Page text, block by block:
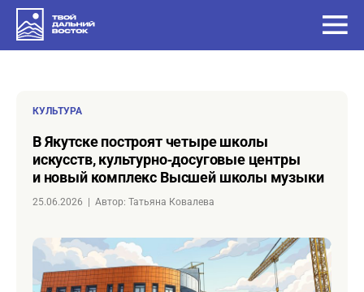
КУЛЬТУРА
в Якутске построят четыре школы
искусств, культурно‑досуговые центры
и новый комплекс Высшей школы музыки
25.06.2026 Автор: Татьяна Ковалева